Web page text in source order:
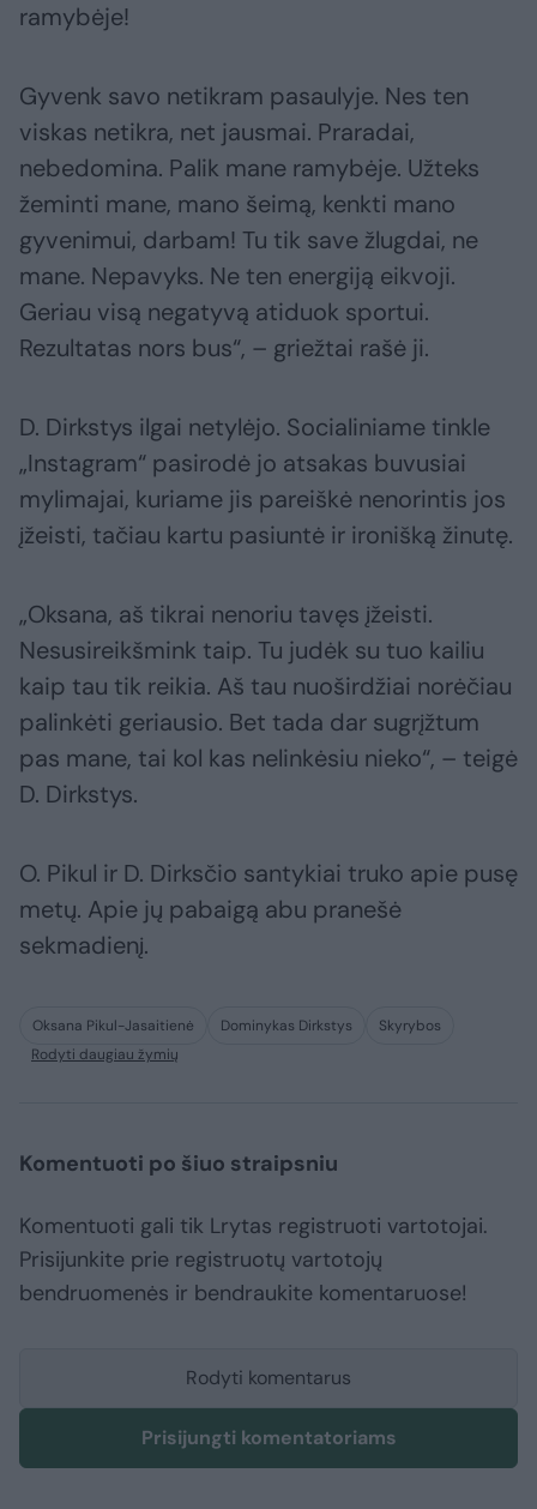
ramybėje!
Gyvenk savo netikram pasaulyje. Nes ten
viskas netikra, net jausmai. Praradai,
nebedomina. Palik mane ramybėje. Užteks
žeminti mane, mano šeimą, kenkti mano
gyvenimui, darbam! Tu tik save žlugdai, ne
mane. Nepavyks. Ne ten energiją eikvoji.
Geriau visą negatyvą atiduok sportui.
Rezultatas nors bus“, – griežtai rašė ji.
D. Dirkstys ilgai netylėjo. Socialiniame tinkle
„Instagram“ pasirodė jo atsakas buvusiai
mylimajai, kuriame jis pareiškė nenorintis jos
įžeisti, tačiau kartu pasiuntė ir ironišką žinutę.
„Oksana, aš tikrai nenoriu tavęs įžeisti.
Nesusireikšmink taip. Tu judėk su tuo kailiu
kaip tau tik reikia. Aš tau nuoširdžiai norėčiau
palinkėti geriausio. Bet tada dar sugrįžtum
pas mane, tai kol kas nelinkėsiu nieko“, – teigė
D. Dirkstys.
O. Pikul ir D. Dirksčio santykiai truko apie pusę
metų. Apie jų pabaigą abu pranešė
sekmadienį.
Oksana Pikul-Jasaitienė Dominykas Dirkstys
Skyrybos
Rodyti daugiau žymių
Komentuoti po šiuo straipsniu
Komentuoti gali tik Lrytas registruoti vartotojai.
Prisijunkite prie registruotų vartotojų
bendruomenės ir bendraukite komentaruose!
Rodyti komentarus
Prisijungti komentatoriams